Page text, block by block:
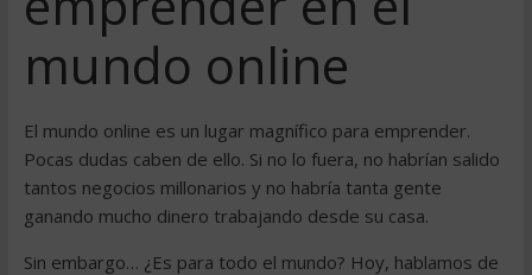
mundo online
El mundo online es un lugar magnífico para emprender.
Pocas dudas caben de ello. Si no lo fuera, no habrían salido
tantos negocios millonarios y no habría tanta gente
ganando mucho dinero trabajando desde su casa.
Sin embargo… ¿Es para todo el mundo? Hoy, hablamos de